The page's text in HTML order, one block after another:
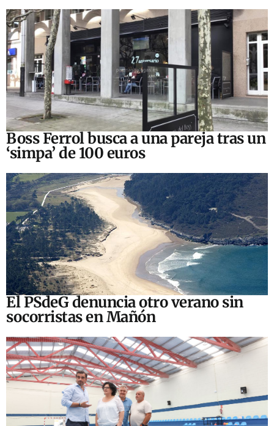
Boss Ferrol busca a una pareja tras un
‘simpa’ de 100 euros
El PSdeG denuncia otro verano sin
socorristas en Mañón